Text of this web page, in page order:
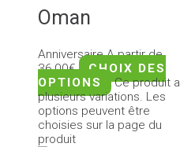
Oman
AnniversaireA partir de
36,00€
CHOIX DES
OPTIONS
Ce produit a
plusieurs variations. Les
options peuvent être
choisies sur la page du
produit